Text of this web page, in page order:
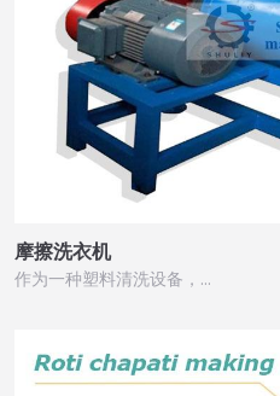
摩擦洗衣机
作为一种塑料清洗设备，…